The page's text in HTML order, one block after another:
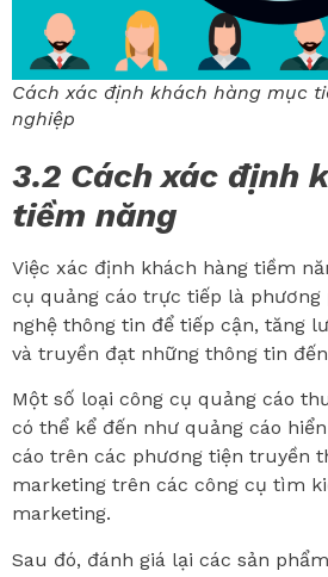
Cách xác định khách hàng mục
nghiệp
3.2 Cách xác định
tiềm năng
Việc xác định khách hàng tiềm
cụ quảng cáo trực tiếp là phương
nghệ thông tin để tiếp cận, tăng
và truyền đạt những thông tin
Một số loại công cụ quảng cáo
có thể kể đến như quảng cáo
cáo trên các phương tiện truyền
marketing trên các công cụ tìm
marketing.
Sau đó, đánh giá lại các sản